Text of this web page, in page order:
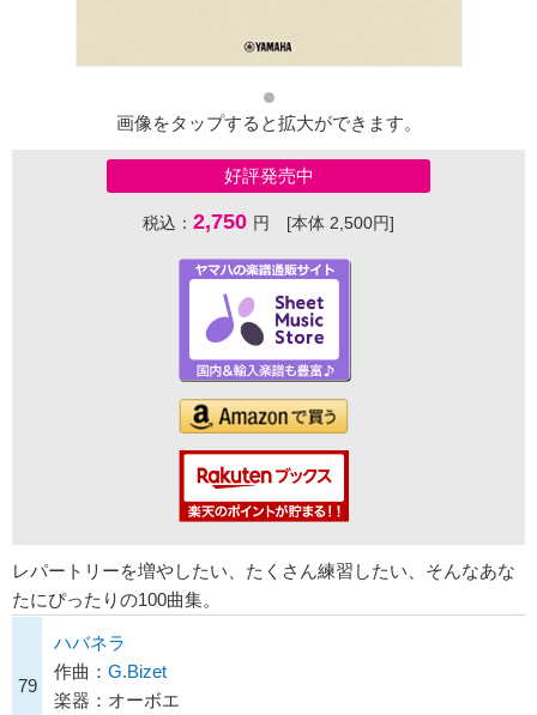
画像をタップすると拡大ができます。
好評発売中
税込： 2,750 円 [本体 2,500円]
レパートリーを増やしたい、たくさん練習したい、そんなあな
たにぴったりの100曲集。
79
ハバネラ
作曲： G.Bizet
楽器：オーボエ